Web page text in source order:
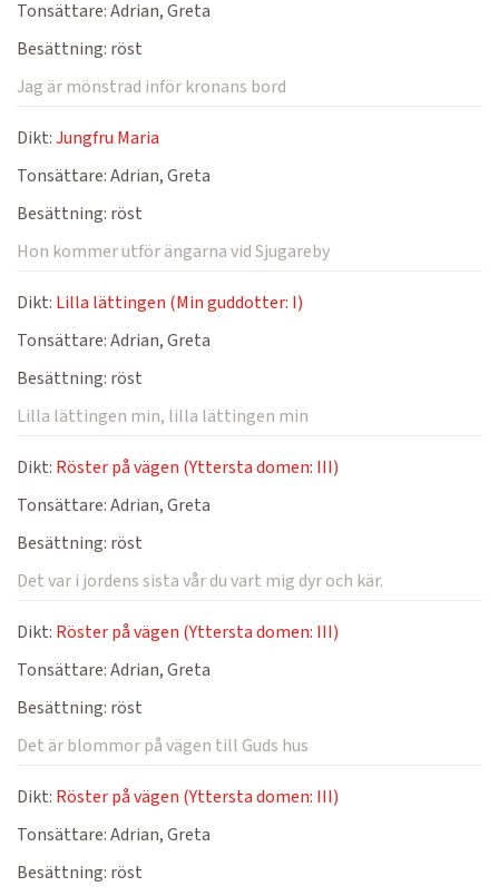
Tonsättare:Adrian, Greta
Besättning: röst
Jag är mönstrad inför kronans bord
Dikt:Jungfru Maria
Tonsättare:Adrian, Greta
Besättning: röst
Hon kommer utför ängarna vid Sjugareby
Dikt: Lilla lättingen (Min guddotter: I)
Tonsättare:Adrian, Greta
Besättning: röst
Lilla lättingen min, lilla lättingen min
Dikt: Röster på vägen (Yttersta domen: III)
Tonsättare:Adrian, Greta
Besättning: röst
Det var i jordens sista vår du vart mig dyr och kär.
Dikt: Röster på vägen (Yttersta domen: III)
Tonsättare:Adrian, Greta
Besättning: röst
Det är blommor på vägen till Guds hus
Dikt: Röster på vägen (Yttersta domen: III)
Tonsättare:Adrian, Greta
Besättning: röst